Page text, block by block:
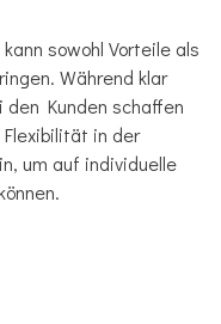
sowohl Vorteile als
Während klar
Kunden schaffen
in der
um auf individuelle